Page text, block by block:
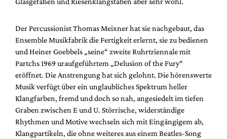
Der Percussionist Thomas Meixner hat sie nachgebaut, das
Ensemble Musikfabrik die Fertigkeit erlernt, sie zu bedienen
und Heiner Goebbels „seine“ zweite Ruhrtriennale mit
Partchs 1969 uraufgeführtem „Delusion of the Fury“
eröffnet. Die Anstrengung hat sich gelohnt. Die hörenswerte
Musik verfügt über ein unglaubliches Spektrum heller
Klangfarben, fremd und doch so nah, angesiedelt im tiefen
Graben zwischen E und U. Störrische, widerständige
Rhythmen und Motive wechseln sich mit Eingängigem ab,
Klangpartikeln, die ohne weiteres aus einem Beatles-Song